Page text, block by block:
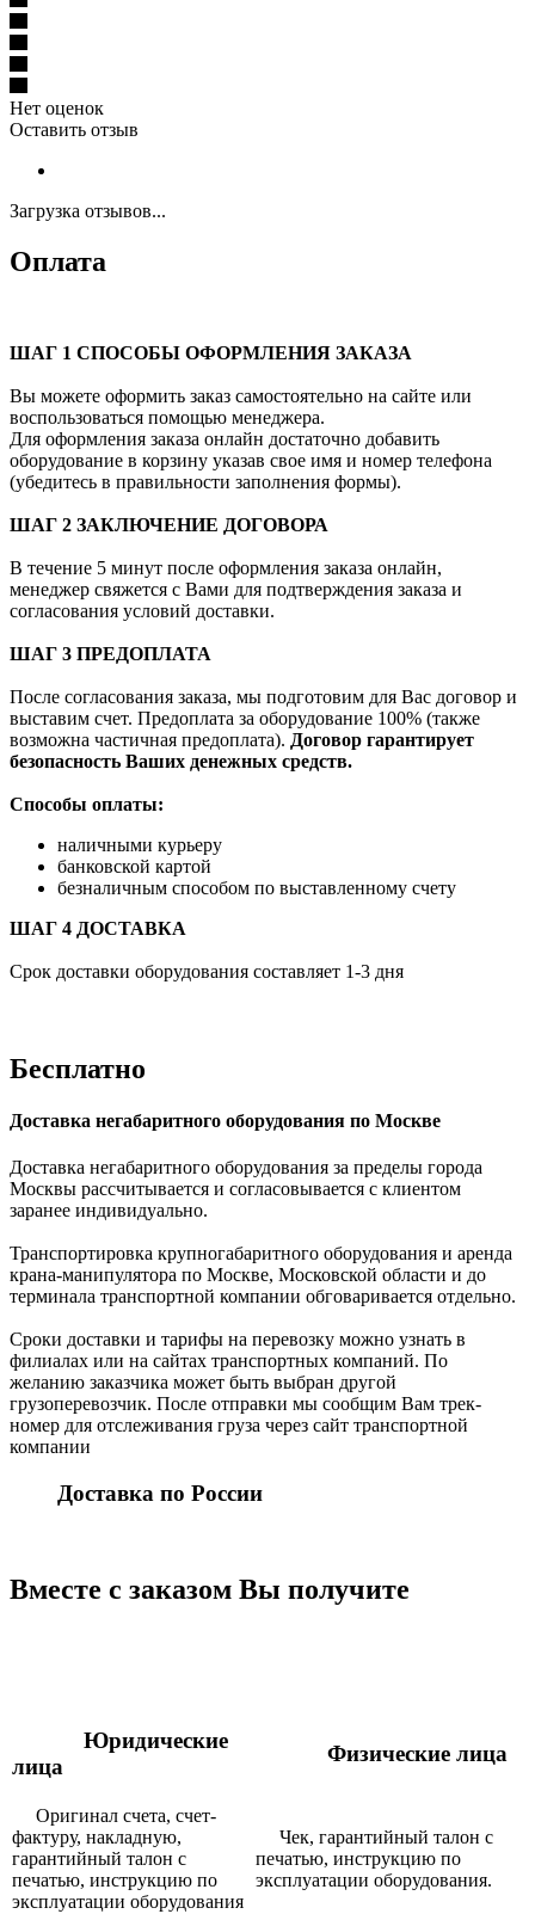
Нет оценок
Оставить отзыв
Загрузка отзывов...
Оплата
ШАГ 1 СПОСОБЫ ОФОРМЛЕНИЯ ЗАКАЗА
Вы можете оформить заказ самостоятельно на сайте или
воспользоваться помощью менеджера.
Для оформления заказа онлайн достаточно добавить
оборудование в корзину указав свое имя и номер телефона
(убедитесь в правильности заполнения формы).
ШАГ 2 ЗАКЛЮЧЕНИЕ ДОГОВОРА
В течение 5 минут после оформления заказа онлайн,
менеджер свяжется с Вами для подтверждения заказа и
согласования условий доставки.
ШАГ 3 ПРЕДОПЛАТА
После согласования заказа, мы подготовим для Вас договор и
выставим счет. Предоплата за оборудование 100% (также
возможна частичная предоплата). Договор гарантирует
безопасность Ваших денежных средств.
Способы оплаты:
наличными курьеру
банковской картой
безналичным способом по выставленному счету
ШАГ 4 ДОСТАВКА
Срок доставки оборудования составляет 1-3 дня
Бесплатно
Доставка негабаритного оборудования по Москве
Доставка негабаритного оборудования за пределы города
Москвы рассчитывается и согласовывается с клиентом
заранее индивидуально.
Транспортировка крупногабаритного оборудования и аренда
крана-манипулятора по Москве, Московской области и до
терминала транспортной компании обговаривается отдельно.
Сроки доставки и тарифы на перевозку можно узнать в
филиалах или на сайтах транспортных компаний. По
желанию заказчика может быть выбран другой
грузоперевозчик. После отправки мы сообщим Вам трек-
номер для отслеживания груза через сайт транспортной
компании
Доставка по России
Вместе с заказом Вы получите
Юридические
лица
Физические лица
Оригинал счета, счет-
фактуру, накладную,
гарантийный талон с
печатью, инструкцию по
эксплуатации оборудования
Чек, гарантийный талон с
печатью, инструкцию по
эксплуатации оборудования.